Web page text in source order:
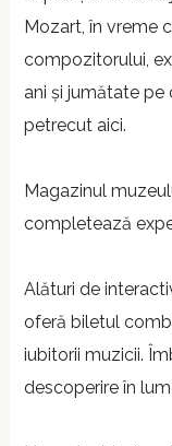
Mozart, în vreme
compozitorului,
ani și jumătate pe
petrecut aici.
Magazinul
completează
Alături de
oferă biletul
iubitorii muzicii.
descoperire în